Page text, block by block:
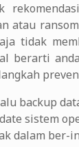
atau
tidak
berarti
backup
sistem
dalam ber-